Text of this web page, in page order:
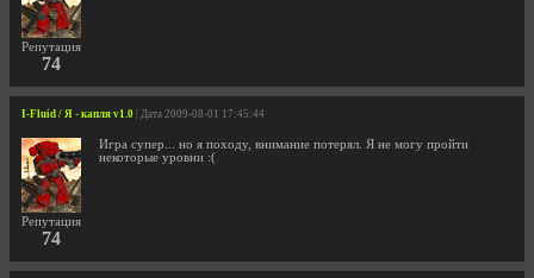
Репутация
74
I-Fluid / Я - капля v1.0 | Дата 2009-08-01 17:45:44
Репутация
74
Игра супер... но я походу, внимание потерял. Я не могу пройти
некоторые уровни :(